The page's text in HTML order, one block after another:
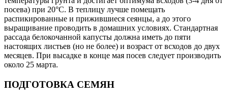
посева) при 20°С. В теплицу лучше помещать
распикированные и прижившиеся сеянцы, а до этого
выращивание проводить в домашних условиях. Стандартная
рассада белокочанной капусты должна иметь до пяти
настоящих листьев (но не более) и возраст от всходов до двух
месяцев. При высадке в конце мая посев следует производить
около 25 марта.
ПОДГОТОВКА СЕМЯН